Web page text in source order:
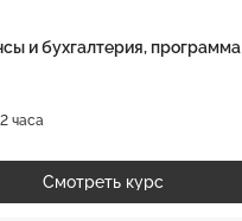
и бухгалтерия, программа
часа
Смотреть курс